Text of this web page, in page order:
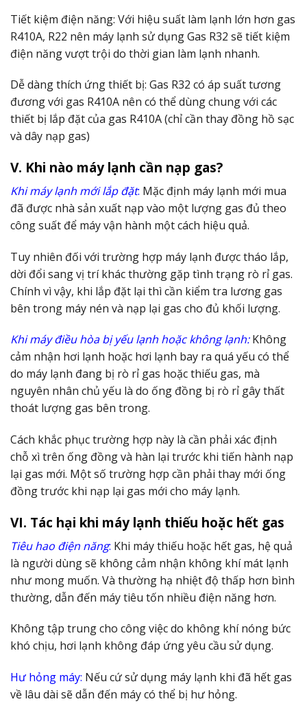
Tiết kiệm điện năng: Với hiệu suất làm lạnh lớn hơn gas
R410A, R22 nên máy lạnh sử dụng Gas R32 sẽ tiết kiệm
điện năng vượt trội do thời gian làm lạnh nhanh.
Dễ dàng thích ứng thiết bị: Gas R32 có áp suất tương
đương với gas R410A nên có thể dùng chung với các
thiết bị lắp đặt của gas R410A (chỉ cần thay đồng hồ sạc
và dây nạp gas)
V. Khi nào máy lạnh cần nạp gas?
Khi máy lạnh mới lắp đặt: Mặc định máy lạnh mới mua
đã được nhà sản xuất nạp vào một lượng gas đủ theo
công suất để máy vận hành một cách hiệu quả.
Tuy nhiên đối với trường hợp máy lạnh được tháo lắp,
dời đổi sang vị trí khác thường gặp tình trạng rò rỉ gas.
Chính vì vậy, khi lắp đặt lại thì cần kiểm tra lương gas
bên trong máy nén và nạp lại gas cho đủ khối lượng.
Khi máy điều hòa bị yếu lạnh hoặc không lạnh:Không
cảm nhận hơi lạnh hoặc hơi lạnh bay ra quá yếu có thể
do máy lạnh đang bị rò rỉ gas hoặc thiếu gas, mà
nguyên nhân chủ yếu là do ống đồng bị rò rỉ gây thất
thoát lượng gas bên trong.
Cách khắc phục trường hợp này là cần phải xác định
chỗ xì trên ống đồng và hàn lại trước khi tiến hành nạp
lại gas mới. Một số trường hợp cần phải thay mới ống
đồng trước khi nạp lại gas mới cho máy lạnh.
VI. Tác hại khi máy lạnh thiếu hoặc hết gas
Tiêu hao điện năng: Khi máy thiếu hoặc hết gas, hệ quả
là người dùng sẽ không cảm nhận không khí mát lạnh
như mong muốn. Và thường hạ nhiệt độ thấp hơn bình
thường, dẫn đến máy tiêu tốn nhiều điện năng hơn.
Không tập trung cho công việc do không khí nóng bức
khó chịu, hơi lạnh không đáp ứng yêu cầu sử dụng.
Hư hỏng máy: Nếu cứ sử dụng máy lạnh khi đã hết gas
về lâu dài sẽ dẫn đến máy có thể bị hư hỏng.